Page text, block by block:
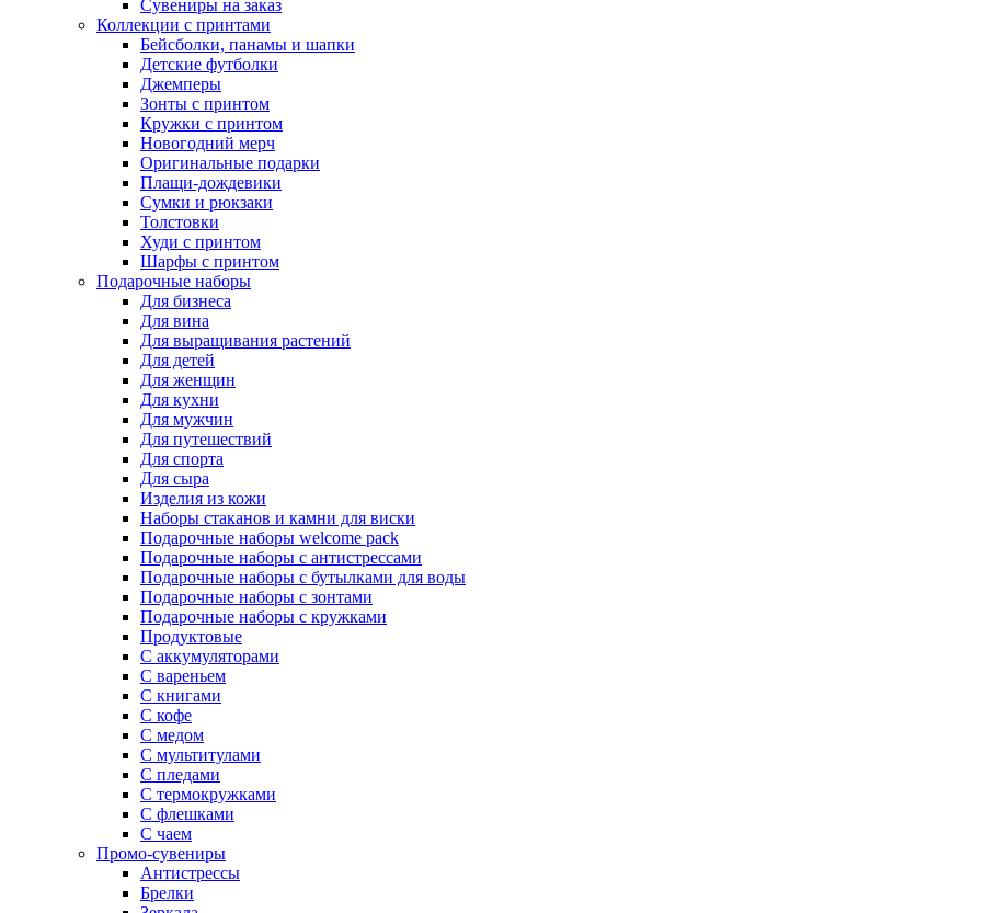
Сувениры на заказ
Коллекции с принтами
Бейсболки, панамы и шапки
Детские футболки
Джемперы
Зонты с принтом
Кружки с принтом
Новогодний мерч
Оригинальные подарки
Плащи-дождевики
Сумки и рюкзаки
Толстовки
Худи с принтом
Шарфы с принтом
Подарочные наборы
Для бизнеса
Для вина
Для выращивания растений
Для детей
Для женщин
Для кухни
Для мужчин
Для путешествий
Для спорта
Для сыра
Изделия из кожи
Наборы стаканов и камни для виски
Подарочные наборы welcome pack
Подарочные наборы с антистрессами
Подарочные наборы с бутылками для воды
Подарочные наборы с зонтами
Подарочные наборы с кружками
Продуктовые
С аккумуляторами
С вареньем
С книгами
С кофе
С медом
С мультитулами
С пледами
С термокружками
С флешками
С чаем
Промо-сувениры
Антистрессы
Брелки